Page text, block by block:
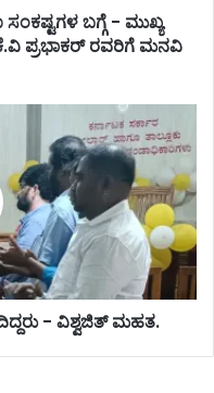
ಬಗ್ಗೆ - ಮುಖ್ಯ
ಪ್ರಭಾಕರ್ ರವರಿಗೆ ಮನವಿ
- ವಿಶ್ವಜಿತ್ ಮಹತ.